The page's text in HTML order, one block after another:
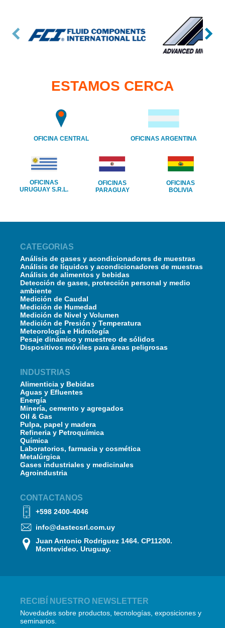
ESTAMOS CERCA
OFICINA CENTRAL OFICINAS ARGENTINA
OFICINAS
URUGUAY S.R.L.
OFICINAS
PARAGUAY
OFICINAS
BOLIVIA
CATEGORIAS
Análisis de gases y acondicionadores de muestras
Análisis de líquidos y acondicionadores de muestras
Análisis de alimentos y bebidas
Detección de gases, protección personal y medio
ambiente
Medición de Caudal
Medición de Humedad
Medición de Nivel y Volumen
Medición de Presión y Temperatura
Meteorología e Hidrología
Pesaje dinámico y muestreo de sólidos
Dispositivos móviles para áreas peligrosas
INDUSTRIAS
Alimenticia y Bebidas
Aguas y Efluentes
Energía
Minería, cemento y agregados
Oil & Gas
Pulpa, papel y madera
Refineria y Petroquímica
Química
Laboratorios, farmacia y cosmética
Metalúrgica
Gases industriales y medicinales
Agroindustria
CONTACTANOS
+598 2400-4046
info@dastecsrl.com.uy
Juan Antonio Rodriguez 1464. CP11200.
Montevideo. Uruguay.
RECIBÍ NUESTRO NEWSLETTER
Novedades sobre productos, tecnologías, exposiciones y
seminarios.